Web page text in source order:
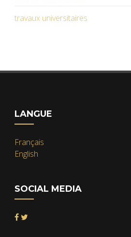
travaux universitaires
LANGUE
Français
English
SOCIAL MEDIA